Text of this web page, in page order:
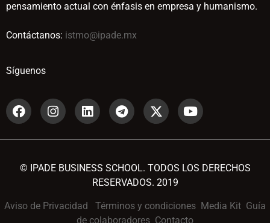
pensamiento actual con énfasis en empresa y humanismo.
Contáctanos: istmo@ipade.mx
Síguenos
© IPADE BUSINESS SCHOOL. TODOS LOS DERECHOS
RESERVADOS. 2019
Aviso de Privacidad Términos y condiciones Media Kit Guía
de colaboradores Contacto